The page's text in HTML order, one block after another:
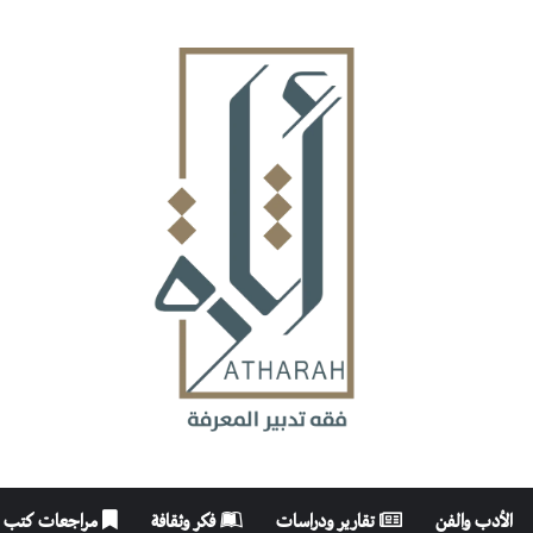
الأدب والفن تقارير ودراسات فكر وثقافة مراجعات كتب